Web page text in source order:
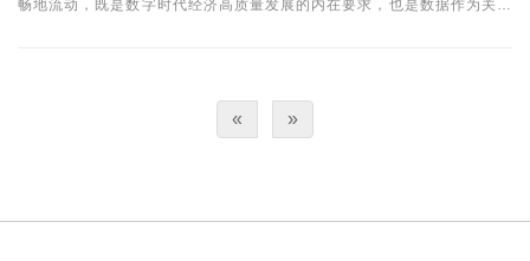
畅地流动，既是数字时代经济高质量发展的内在要求，也是数据作为关键
与挑战，并就完善金融数据治理体系提出政策建议。
« »